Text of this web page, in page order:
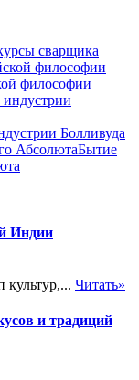
сварщика
философии
Болливуда
Бытие
Индии
Читать»
и традиций